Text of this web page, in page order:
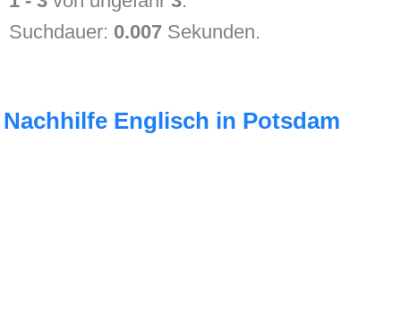
Suchdauer: 0.007 Sekunden.
Nachhilfe Englisch in Potsdam